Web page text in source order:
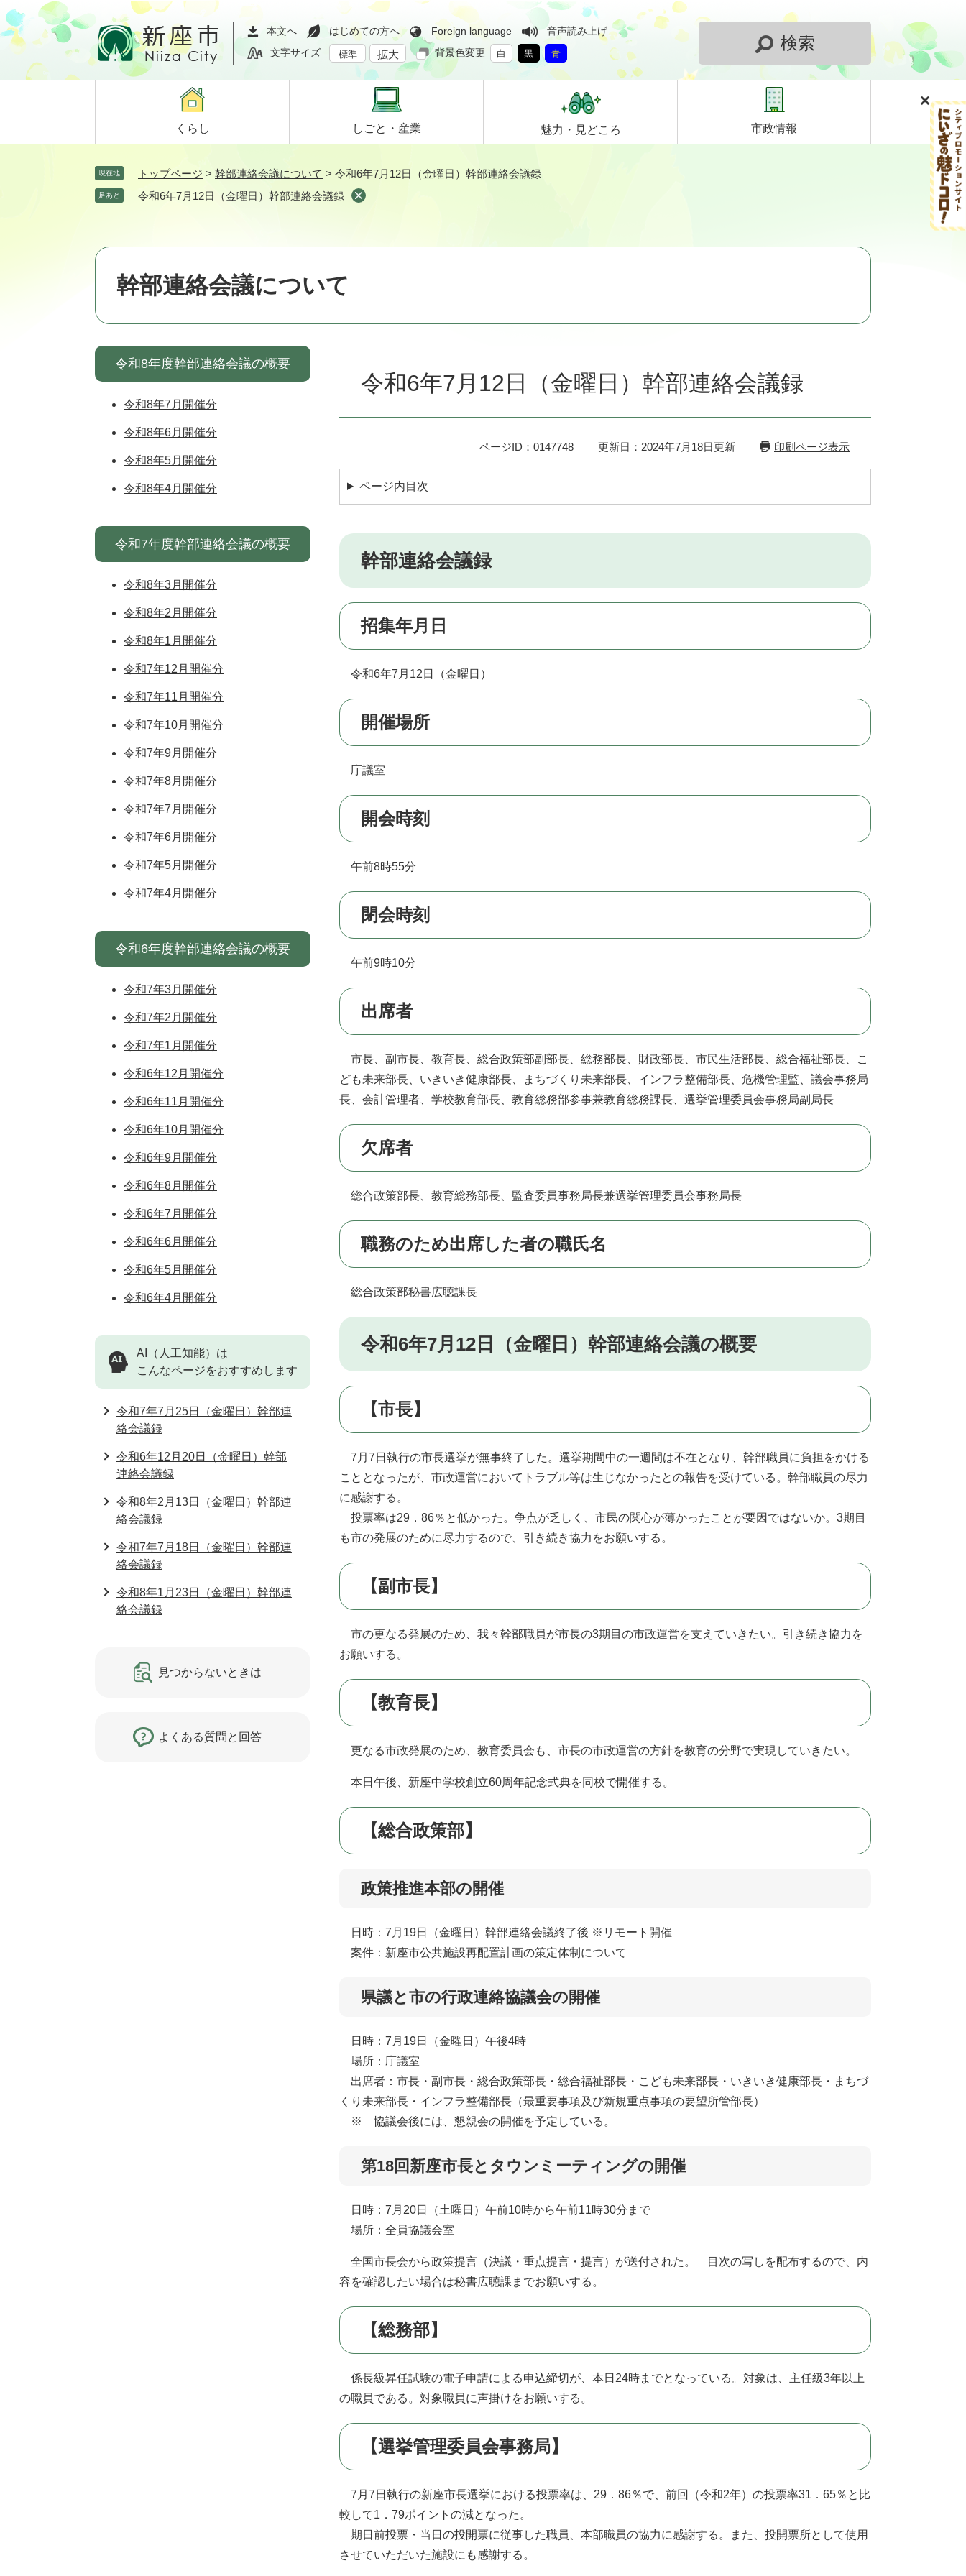
ペ
ー
ジ
メ
ニ
ュ
て
本文へ はじめての方へ Foreign language
音声読み上げ
文字サイズ
標準 拡大 背景色変更 白 黒 青
検索
くらし しごと・ 産業 魅力・ 見どころ 市政情報
現在地 トップページ > 幹部連絡会議について > 令和6年7月12日（金曜日）幹部連絡会議録
足あと 令和6年7月12日（金曜日）幹部連絡会議録
幹部連絡会議について
令和6年7月12日（金曜日）幹部連絡会議録
ページID：0147748 更新日：2024年7月18日更新 印刷ページ表示
ページ内目次
幹部連絡会議録
招集年月日
令和6年7月12日（金曜日）
開催場所
庁議室
開会時刻
午前8時55分
閉会時刻
午前9時10分
出席者
市長、副市長、教育長、総合政策部副部長、総務部長、財政部長、市民生活部長、総合福祉部長、こ
ども未来部長、いきいき健康部長、まちづくり未来部長、インフラ整備部長、危機管理監、議会事務局
長、会計管理者、学校教育部長、教育総務部参事兼教育総務課長、選挙管理委員会事務局副局長
欠席者
総合政策部長、教育総務部長、監査委員事務局長兼選挙管理委員会事務局長
職務のため出席した者の職氏名
総合政策部秘書広聴課長
令和6年7月12日（金曜日）幹部連絡会議の概要
【市長】
7月7日執行の市長選挙が無事終了した。選挙期間中の一週間は不在となり、幹部職員に負担をかける
こととなったが、市政運営においてトラブル等は生じなかったとの報告を受けている。幹部職員の尽力
に感謝する。
投票率は29．86％と低かった。争点が乏しく、市民の関心が薄かったことが要因ではないか。3期目
も市の発展のために尽力するので、引き続き協力をお願いする。
【副市長】
市の更なる発展のため、我々幹部職員が市長の3期目の市政運営を支えていきたい。引き続き協力を
お願いする。
【教育長】
更なる市政発展のため、教育委員会も、市長の市政運営の方針を教育の分野で実現していきたい。
本日午後、新座中学校創立60周年記念式典を同校で開催する。
【総合政策部】
政策推進本部の開催
日時：7月19日（金曜日）幹部連絡会議終了後 ※リモート開催
案件：新座市公共施設再配置計画の策定体制について
県議と市の行政連絡協議会の開催
日時：7月19日（金曜日）午後4時
場所：庁議室
出席者：市長・副市長・総合政策部長・総合福祉部長・こども未来部長・いきいき健康部長・まちづ
くり未来部長・インフラ整備部長（最重要事項及び新規重点事項の要望所管部長）
※ 協議会後には、懇親会の開催を予定している。
第18回新座市長とタウンミーティングの開催
日時：7月20日（土曜日）午前10時から午前11時30分まで
場所：全員協議会室
全国市長会から政策提言（決議・重点提言・提言）が送付された。 目次の写しを配布するので、内
容を確認したい場合は秘書広聴課までお願いする。
【総務部】
係長級昇任試験の電子申請による申込締切が、本日24時までとなっている。対象は、主任級3年以上
の職員である。対象職員に声掛けをお願いする。
【選挙管理委員会事務局】
7月7日執行の新座市長選挙における投票率は、29．86％で、前回（令和2年）の投票率31．65％と比
較して1．79ポイントの減となった。
期日前投票・当日の投開票に従事した職員、本部職員の協力に感謝する。また、投開票所として使用
させていただいた施設にも感謝する。
令和8年度幹部連絡会議の概要
令和8年7月開催分
令和8年6月開催分
令和8年5月開催分
令和8年4月開催分
令和7年度幹部連絡会議の概要
令和8年3月開催分
令和8年2月開催分
令和8年1月開催分
令和7年12月開催分
令和7年11月開催分
令和7年10月開催分
令和7年9月開催分
令和7年8月開催分
令和7年7月開催分
令和7年6月開催分
令和7年5月開催分
令和7年4月開催分
令和6年度幹部連絡会議の概要
令和7年3月開催分
令和7年2月開催分
令和7年1月開催分
令和6年12月開催分
令和6年11月開催分
令和6年10月開催分
令和6年9月開催分
令和6年8月開催分
令和6年7月開催分
令和6年6月開催分
令和6年5月開催分
令和6年4月開催分
AI（人工知能）は
こんなページをおすすめします
令和7年7月25日（金曜日）幹部連
絡会議録
令和6年12月20日（金曜日）幹部
連絡会議録
令和8年2月13日（金曜日）幹部連
絡会議録
令和7年7月18日（金曜日）幹部連
絡会議録
令和8年1月23日（金曜日）幹部連
絡会議録
見つからないときは
よくある質問と回答